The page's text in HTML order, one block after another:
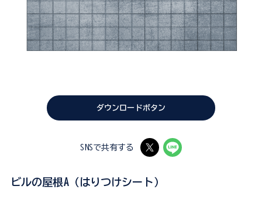
ダウンロードボタン
SNSで共有する
ビルの屋根A（はりつけシート）